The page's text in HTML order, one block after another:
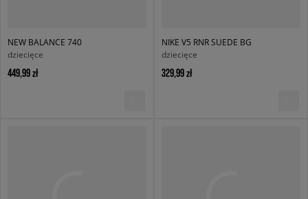
NEW BALANCE 740
dziecięce
449,99 zł
NIKE V5 RNR SUEDE BG
dziecięce
329,99 zł